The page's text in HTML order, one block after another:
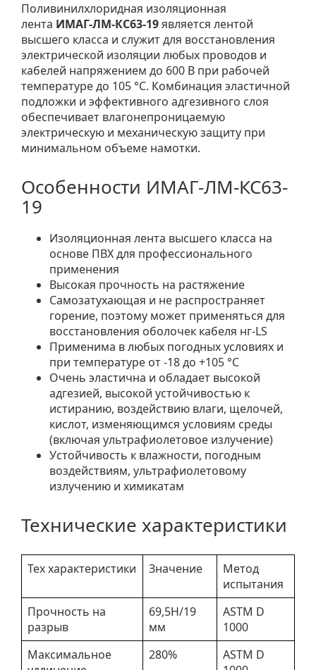
Поливинилхлоридная изоляционная
лента ИМАГ-ЛМ-КС63-19является лентой
высшего класса и служит для восстановления
электрической изоляции любых проводов и
кабелей напряжением до 600 В при рабочей
температуре до 105 °C. Комбинация эластичной
подложки и эффективного адгезивного слоя
обеспечивает влагонепроницаемую
электрическую и механическую защиту при
минимальном объеме намотки.
Особенности ИМАГ-ЛМ-КС63-
19
Изоляционная лента высшего класса на
основе ПВХ для профессионального
применения
Высокая прочность на растяжение
Самозатухающая и не распространяет
горение, поэтому может применяться для
восстановления оболочек кабеля нг-LS
Применима в любых погодных условиях и
при температуре от -18 до +105 °С
Очень эластична и обладает высокой
адгезией, высокой устойчивостью к
истиранию, воздействию влаги, щелочей,
кислот, изменяющимся условиям среды
(включая ультрафиолетовое излучение)
Устойчивость к влажности, погодным
воздействиям, ультрафиолетовому
излучению и химикатам
Технические характеристики
Тех характеристики Значение
Метод
испытания
Прочность на
разрыв
69,5Н/19
мм
ASTM D
1000
Максимальное
280%
ASTM D